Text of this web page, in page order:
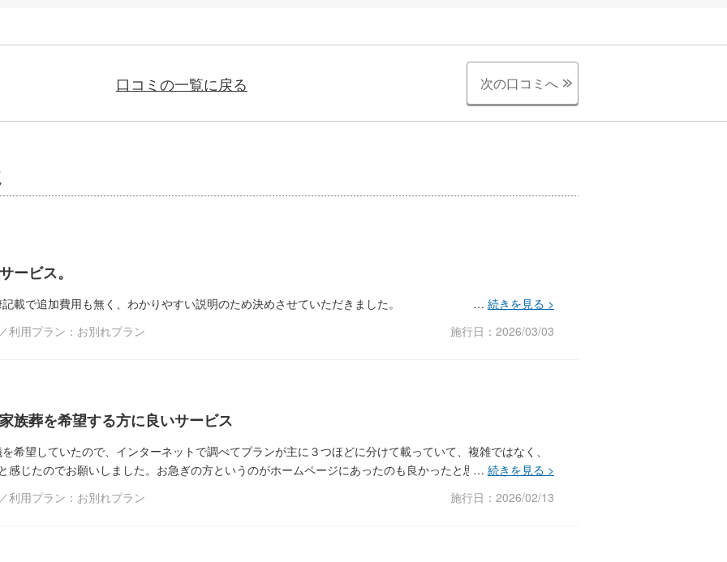
口コミの一覧に戻る 次の口コミへ
ービス。
載で追加費用も無く、わかりやすい説明のため決めさせていただきました。
利用プラン：お別れプラン
施行日：2026/03/03
族葬を希望する方に良いサービス
希望していたので、インターネットで調べてプランが主に３つほどに分けて載っていて、複雑ではなく、
感じたのでお願いしました。お急ぎの方というのがホームページにあったのも良かったと思います。
利用プラン：お別れプラン
施行日：2026/02/13